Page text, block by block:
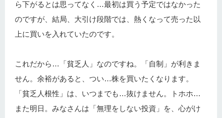
ら下がるとは思ってなく…最初は買う予定ではなかった
のですが、結局、大引け段階では、熱くなって売った以
上に買いを入れていたのです。
これだから…「貧乏人」なのですね。「自制」が利きま
せん。余裕があると、つい…株を買いたくなります。
「貧乏人根性」は、いつまでも…抜けません。トホホ…
また明日。みなさんは「無理をしない投資」を、心がけ